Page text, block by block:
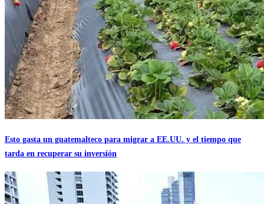
Esto gasta un guatemalteco para migrar a EE.UU. y el tiempo que
tarda en recuperar su inversión